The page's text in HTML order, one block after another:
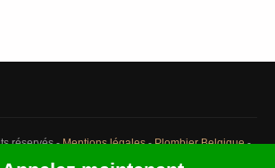
réservés -Mentions légales-Plombier Belgique-
Belgique